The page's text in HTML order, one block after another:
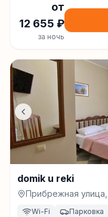
от
12 655 ₽
за ночь
domik u reki
Прибрежная
Wi-Fi Парковка